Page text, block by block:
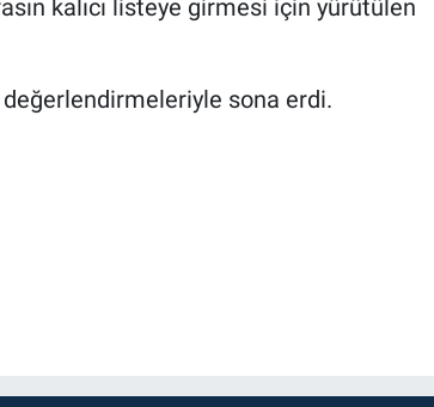
kalıcı listeye girmesi için yürütülen
değerlendirmeleriyle sona erdi.